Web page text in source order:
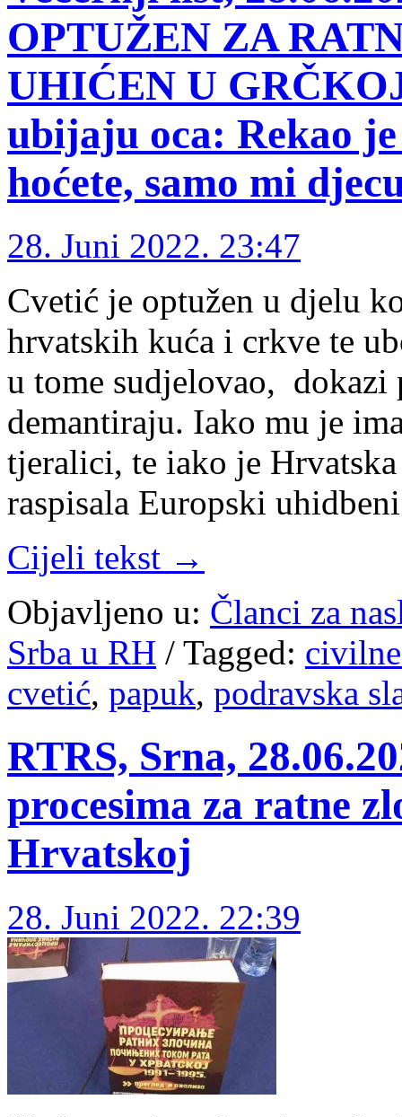
OPTUŽEN ZA
UHIĆEN U
ubijaju oca: Rekao je
hoćete, samo mi
28. Juni 2022. 23:47
Cvetić je optužen u djelu
hrvatskih kuća i crkve te
u tome sudjelovao,
demantiraju. Iako mu je
tjeralici, te iako je
raspisala Europski
Cijeli tekst →
Objavljeno u: Članci za
Srba u RH / Tagged:
cvetić, papuk, podravska
RTRS, Srna,
procesima za ratne
Hrvatskoj
28. Juni 2022. 22:39